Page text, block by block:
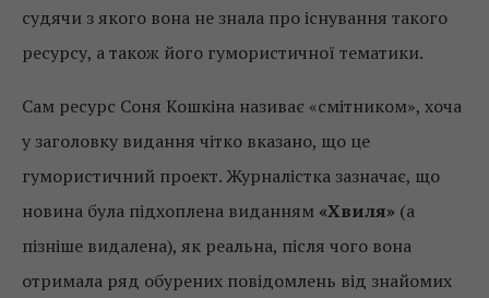
судячи з якого вона не знала про існування такого
ресурсу, а також його гумористичної тематики.
Сам ресурс Соня Кошкіна називає «смітником», хоча
у заголовку видання чітко вказано, що це
гумористичний проект. Журналістка зазначає, що
новина була підхоплена виданням «Хвиля» (а
пізніше видалена), як реальна, після чого вона
отримала ряд обурених повідомлень від знайомих